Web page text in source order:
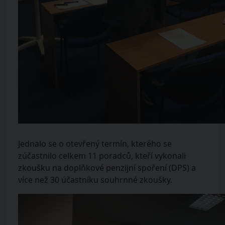
Jednalo se o otevřený termín, kterého se
zúčastnilo celkem 11 poradců, kteří vykonali
zkoušku na doplňkové penzijní spoření (DPS) a
více než 30 účastníku souhrnné zkoušky.